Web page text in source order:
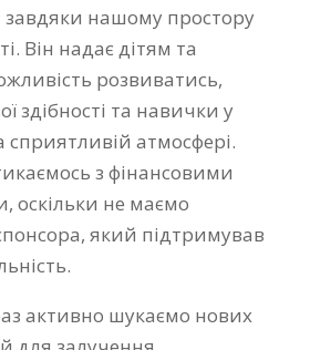
нашому простору
Він надає дітям та
розвиватись,
здібності та навички у
сприятливій атмосфері.
з фінансовими
оскільки не маємо
який підтримував
активно шукаємо нових